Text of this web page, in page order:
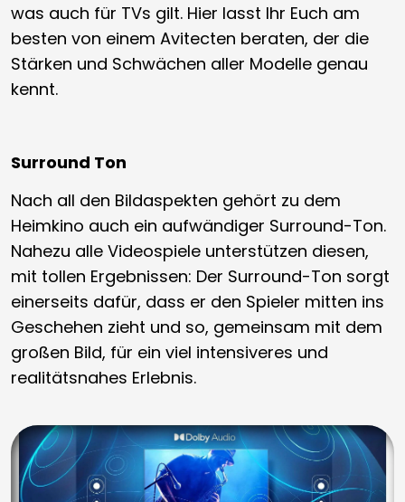
was auch für TVs gilt. Hier lasst Ihr Euch am
besten von einem Avitecten beraten, der die
Stärken und Schwächen aller Modelle genau
kennt.
Surround Ton
Nach all den Bildaspekten gehört zu dem
Heimkino auch ein aufwändiger Surround-Ton.
Nahezu alle Videospiele unterstützen diesen,
mit tollen Ergebnissen: Der Surround-Ton sorgt
einerseits dafür, dass er den Spieler mitten ins
Geschehen zieht und so, gemeinsam mit dem
großen Bild, für ein viel intensiveres und
realitätsnahes Erlebnis.